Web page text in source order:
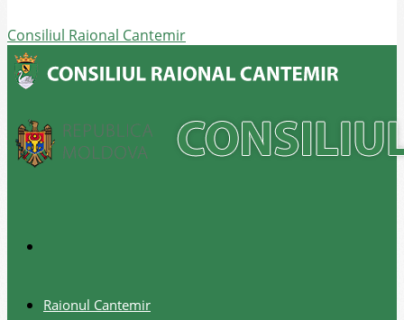
Consiliul Raional Cantemir
Raionul Cantemir